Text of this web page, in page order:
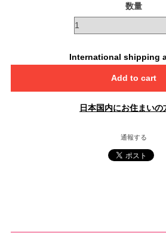
数量
International shipping
Add to cart
日本国内にお住まいの
通報する